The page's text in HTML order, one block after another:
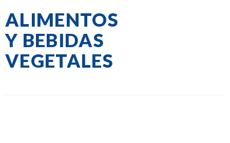
ALIMENTOS
Y BEBIDAS
VEGETALES